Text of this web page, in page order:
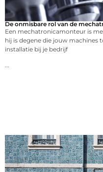
De onmisbare rol van de
Een mechatronicamonteur is
hij is degene die jouw machines
installatie bij je bedrijf
...